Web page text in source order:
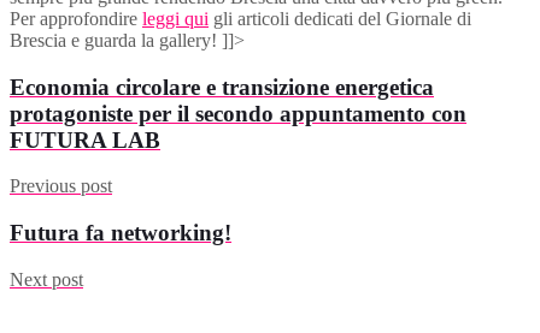
Per approfondire leggi qui gli articoli dedicati del Giornale di
Brescia e guarda la gallery! ]]>
Economia circolare e transizione energetica
protagoniste per il secondo appuntamento con
FUTURA LAB
Previous post
Futura fa networking!
Next post